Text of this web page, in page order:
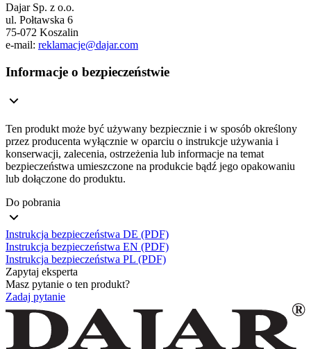
Dajar Sp. z o.o.
ul. Połtawska 6
75-072 Koszalin
e-mail: reklamacje@dajar.com
Informacje o bezpieczeństwie
Ten produkt może być używany bezpiecznie i w sposób określony
przez producenta wyłącznie w oparciu o instrukcje używania i
konserwacji, zalecenia, ostrzeżenia lub informacje na temat
bezpieczeństwa umieszczone na produkcie bądź jego opakowaniu
lub dołączone do produktu.
Do pobrania
Instrukcja bezpieczeństwa DE (PDF)
Instrukcja bezpieczeństwa EN (PDF)
Instrukcja bezpieczeństwa PL (PDF)
Zapytaj eksperta
Masz pytanie o ten produkt?
Zadaj pytanie